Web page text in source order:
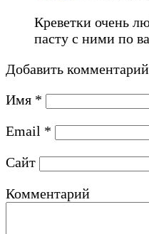
Креветки очень
пасту с ними по
Добавить комментарий
Имя *
Email *
Сайт
Комментарий